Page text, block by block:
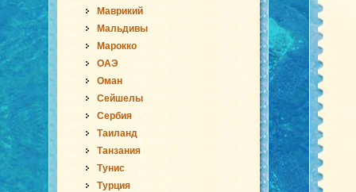
Маврикий
Мальдивы
Марокко
ОАЭ
Оман
Сейшелы
Сербия
Таиланд
Танзания
Тунис
Турция